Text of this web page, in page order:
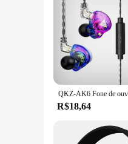
of your opponent
you're a casual
R$18,64